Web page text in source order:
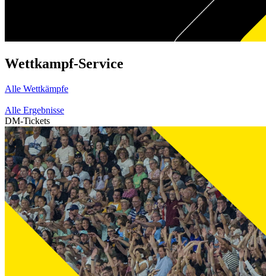
Wettkampf-Service
Alle Wettkämpfe
Alle Ergebnisse
DM-Tickets